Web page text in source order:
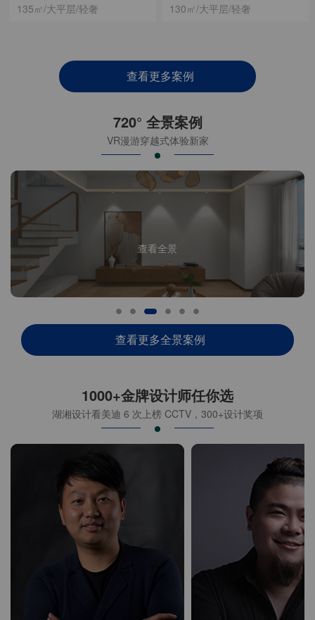
130㎡/大平层/轻奢
135㎡/大平层/轻奢
查看更多案例
720° 全景案例
VR漫游穿越式体验新家
查看全景
查看更多全景案例
1000+金牌设计师任你选
湖湘设计看美迪 6 次上榜 CCTV，300+设计奖项